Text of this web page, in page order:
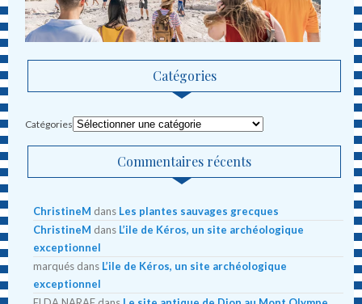
Catégories
Catégories
Commentaires récents
ChristineM dans Les plantes sauvages grecques
ChristineM dans L’ile de Kéros, un site archéologique
exceptionnel
marqués dans L’ile de Kéros, un site archéologique
exceptionnel